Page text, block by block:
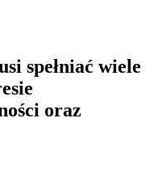
spełniać wiele
oraz